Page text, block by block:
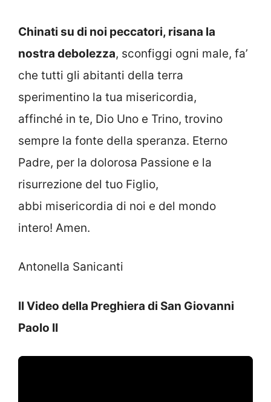
Chinati su di noi peccatori, risana la
nostra debolezza, sconfiggi ogni male, fa’
che tutti gli abitanti della terra
sperimentino la tua misericordia,
affinché in te, Dio Uno e Trino, trovino
sempre la fonte della speranza. Eterno
Padre, per la dolorosa Passione e la
risurrezione del tuo Figlio,
abbi misericordia di noi e del mondo
intero! Amen.
Antonella Sanicanti
Il Video della Preghiera di San Giovanni
Paolo II